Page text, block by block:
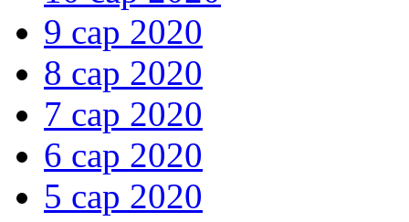
9 сар 2020
8 сар 2020
7 сар 2020
6 сар 2020
5 сар 2020